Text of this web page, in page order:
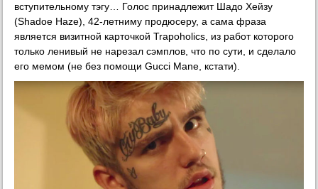
вступительному тэгу… Голос принадлежит Шадо Хейзу
(Shadoe Haze), 42-летниму продюсеру, а сама фраза
является визитной карточкой Trapoholics, из работ которого
только ленивый не нарезал сэмплов, что по сути, и сделало
его мемом (не без помощи Gucci Mane, кстати).